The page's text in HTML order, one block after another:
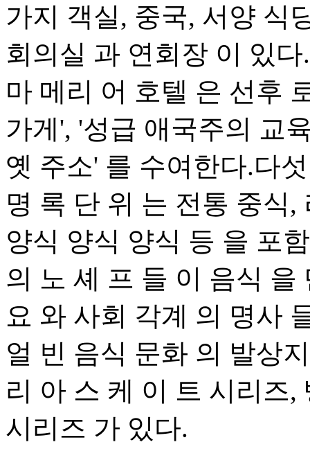
가지 객실, 중국, 서양 식
회의실 과 연회장 이 있다.
마 메리 어 호텔 은 선후
가게', '성급 애국주의 교
옛 주소' 를 수여한다.다
명 록 단 위 는 전통 중식
양식 양식 양식 등 을 포
의 노 셰 프 들 이 음식
요 와 사회 각계 의 명사
얼 빈 음식 문화 의 발상
리 아 스 케 이 트 시리즈
시리즈 가 있다.